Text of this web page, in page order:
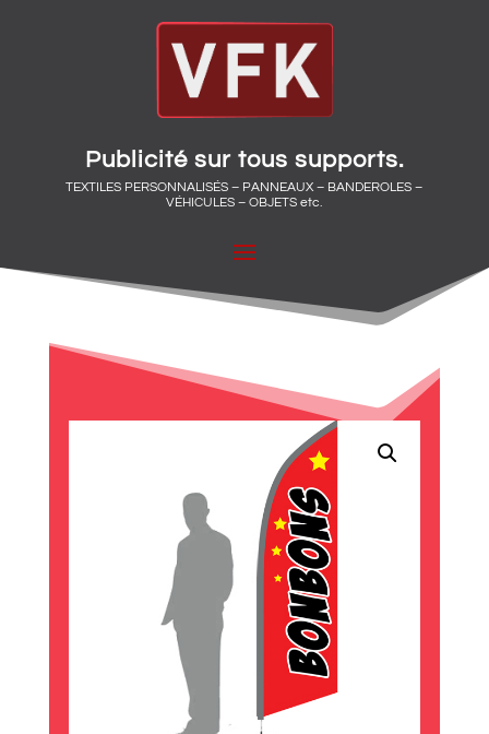
Publicité sur tous supports.
TEXTILES PERSONNALISÉS – PANNEAUX – BANDEROLES –
VÉHICULES – OBJETS etc.